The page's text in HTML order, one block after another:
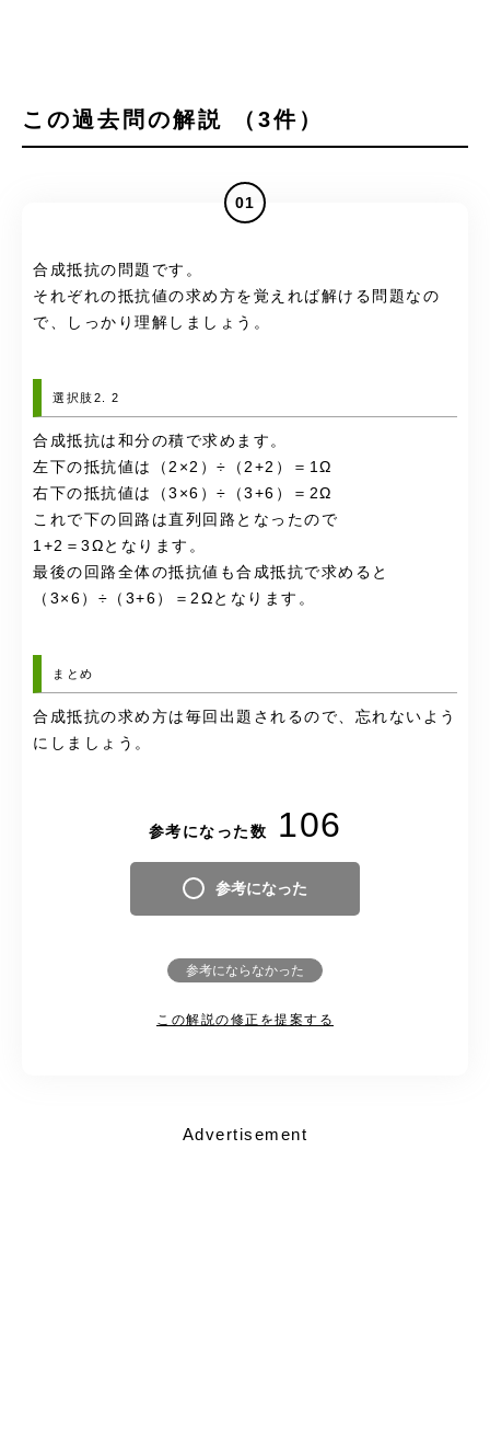
この過去問の解説 （3件）
01
合成抵抗の問題です。
それぞれの抵抗値の求め方を覚えれば解ける問題なの
で、しっかり理解しましょう。
選択肢2. 2
合成抵抗は和分の積で求めます。
左下の抵抗値は（2×2）÷（2+2）＝1Ω
右下の抵抗値は（3×6）÷（3+6）＝2Ω
これで下の回路は直列回路となったので
1+2＝3Ωとなります。
最後の回路全体の抵抗値も合成抵抗で求めると
（3×6）÷（3+6）＝2Ωとなります。
まとめ
合成抵抗の求め方は毎回出題されるので、忘れないよう
にしましょう。
参考になった数 106
参考になった
参考にならなかった
この解説の修正を提案する
Advertisement